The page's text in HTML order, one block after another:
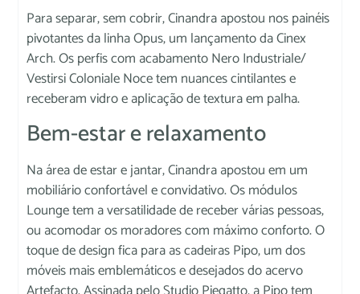
Para separar, sem cobrir, Cinandra apostou nos painéis
pivotantes da linha Opus, um lançamento da Cinex
Arch. Os perfis com acabamento Nero Industriale/
Vestirsi Coloniale Noce tem nuances cintilantes e
receberam vidro e aplicação de textura em palha.
Bem-estar e relaxamento
Na área de estar e jantar, Cinandra apostou em um
mobiliário confortável e convidativo. Os módulos
Lounge tem a versatilidade de receber várias pessoas,
ou acomodar os moradores com máximo conforto. O
toque de design fica para as cadeiras Pipo, um dos
móveis mais emblemáticos e desejados do acervo